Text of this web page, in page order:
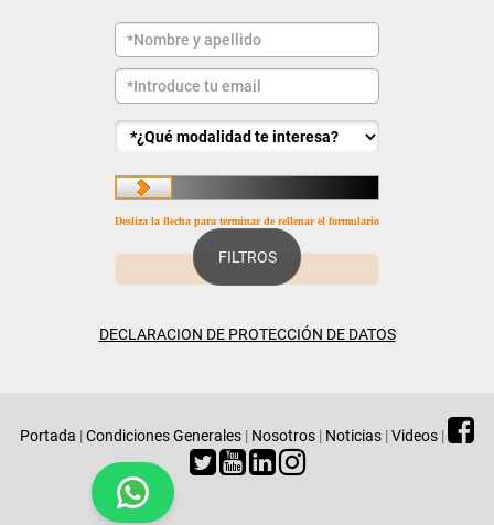
FILTROS
Desliza la flecha para terminar de rellenar el formulario
DECLARACION DE PROTECCIÓN DE DATOS
Portada |Condiciones Generales | Nosotros | Noticias |Videos |